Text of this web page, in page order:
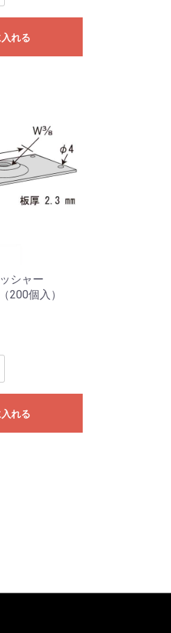
れる
シャー
200個入）
れる